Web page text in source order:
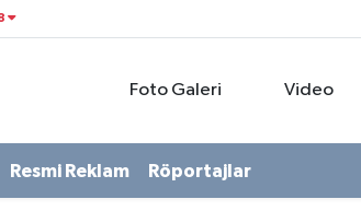
Foto Galeri Video
Resmi Reklam Röportajlar